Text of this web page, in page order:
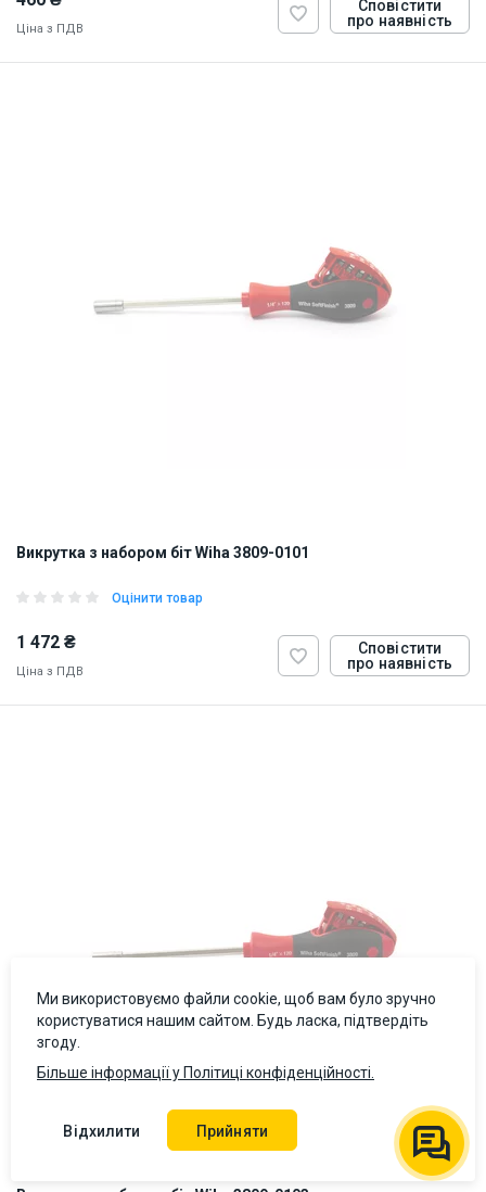
Ціна з ПДВ
Сповістити
про наявність
Викрутка з набором біт Wiha 3809-0101
Оцінити товар
1 472 ₴
Ціна з ПДВ
Сповістити
про наявність
Ми використовуємо файли cookie, щоб вам було зручно
користуватися нашим сайтом. Будь ласка, підтвердіть
згоду.
Більше інформації у Політиці конфіденційності.
Відхилити Прийняти